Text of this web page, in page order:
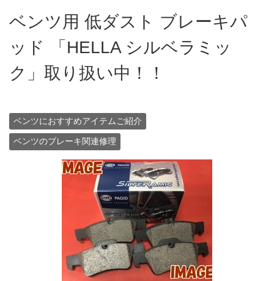
ベンツ用 低ダスト ブレーキパ
ッド 「HELLA シルベラミッ
ク」取り扱い中！！
ベンツにおすすめアイテムご紹介
ベンツのブレーキ関連修理